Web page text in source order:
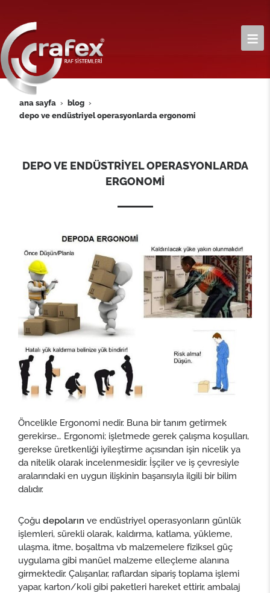
ana sayfa
blog
depo ve endüstri̇yel operasyonlarda ergonomi̇
DEPO VE ENDÜSTRİYEL OPERASYONLARDA
ERGONOMİ
Öncelikle Ergonomi nedir. Buna bir tanım getirmek
gerekirse… Ergonomi; işletmede gerek çalışma koşulları,
gerekse üretkenliği iyileştirme açısından işin nicelik ya
da nitelik olarak incelenmesidir. İşçiler ve iş çevresiyle
aralarındaki en uygun ilişkinin başarısıyla ilgili bir bilim
dalıdır.
Çoğu depoların ve endüstriyel operasyonların günlük
işlemleri, sürekli olarak, kaldırma, katlama, yükleme,
ulaşma, itme, boşaltma vb malzemelere fiziksel güç
uygulama gibi manüel malzeme elleçleme alanına
girmektedir. Çalışanlar, raflardan sipariş toplama işlemi
yapar, karton/koli gibi paketleri hareket ettirir, ambalaj